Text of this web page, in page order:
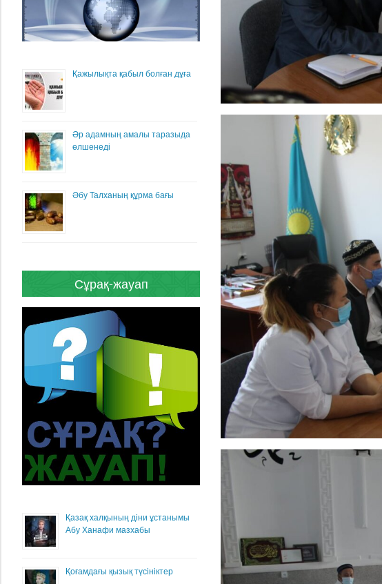
Қажылықта қабыл болған дұға
Әр адамның амалы таразыда
өлшенеді
Әбу Талханың құрма бағы
Сұрақ-жауап
Қазақ халқының діни ұстанымы
Абу Ханафи мазхабы
Қоғамдағы қызық түсініктер